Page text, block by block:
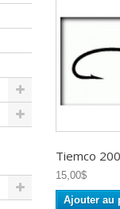
Tiemco
15,00$
Ajouter au